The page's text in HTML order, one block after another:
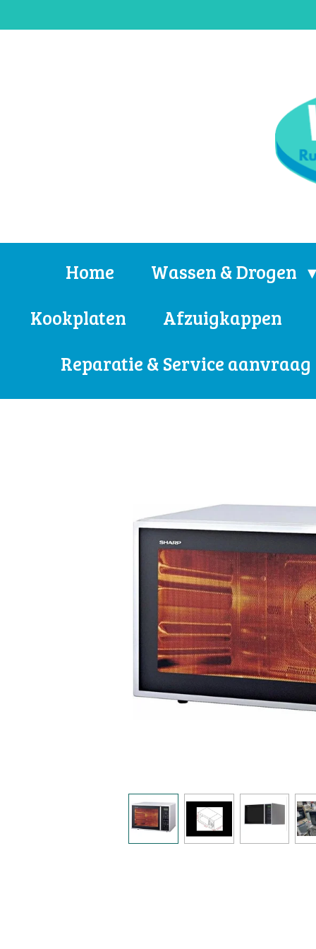
direct
Home Wassen & Drogen
Kookplaten
Afzuigkappen
Reparatie & Service aanvraag